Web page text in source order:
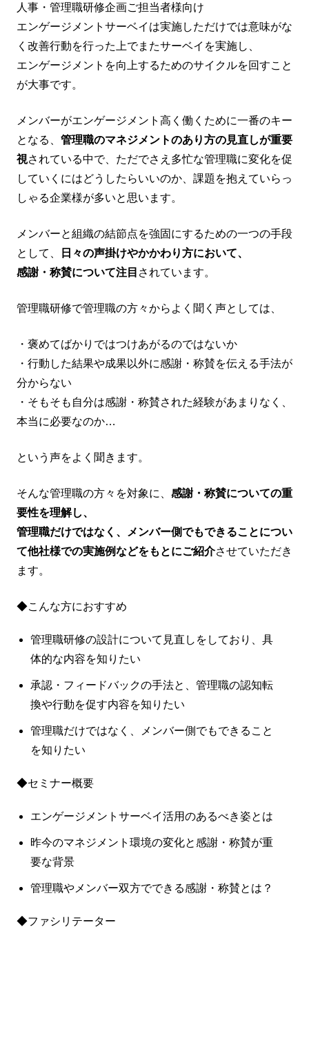
人事・管理職研修企画ご担当者様向け
エンゲージメントサーベイは実施しただけでは意味がな
く改善行動を行った上でまたサーベイを実施し、
エンゲージメントを向上するためのサイクルを回すこと
が大事です。
メンバーがエンゲージメント高く働くために一番のキー
となる、 管理職のマネジメントのあり方の見直しが重要
視されている中で、ただでさえ多忙な管理職に変化を促
していくにはどうしたらいいのか、課題を抱えていらっ
しゃる企業様が多いと思います。
メンバーと組織の結節点を強固にするための一つの手段
として、
日々の声掛けやかかわり方において、
感謝・称賛について注目 されています。
管理職研修で管理職の方々からよく聞く声としては、
・褒めてばかりではつけあがるのではないか
・行動した結果や成果以外に感謝・称賛を伝える手法が
分からない
・そもそも自分は感謝・称賛された経験があまりなく、
本当に必要なのか…
という声をよく聞きます。
そんな管理職の方々を対象に、 感謝・称賛についての重
要性を理解し、
管理職だけではなく、メンバー側でもできることについ
て他社様での実施例などをもとにご紹介させていただき
ます。
◆こんな方におすすめ
管理職研修の設計について見直しをしており、具
体的な内容を知りたい
承認・フィードバックの手法と、管理職の認知転
換や行動を促す内容を知りたい
管理職だけではなく、メンバー側でもできること
を知りたい
◆セミナー概要
エンゲージメントサーベイ活用のあるべき姿とは
昨今のマネジメント環境の変化と感謝・称賛が重
要な背景
管理職やメンバー双方でできる感謝・称賛とは？
◆ファシリテーター